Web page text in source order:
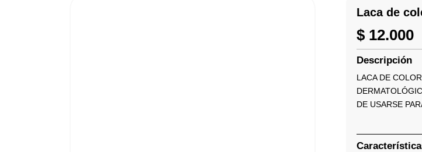
Laca de
$ 12.000
Descripción
LACA DE
DE USARSE